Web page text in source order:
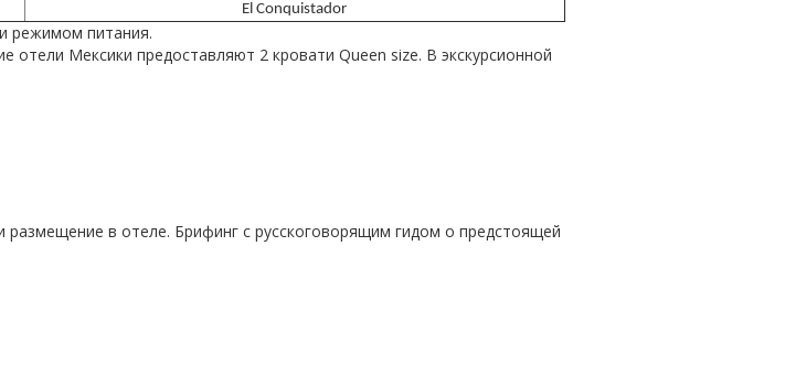
El Conquistador
режимом питания.
отели Мексики предоставляют 2 кровати Queen size. В экскурсионной
в отеле. Брифинг с русскоговорящим гидом о предстоящей